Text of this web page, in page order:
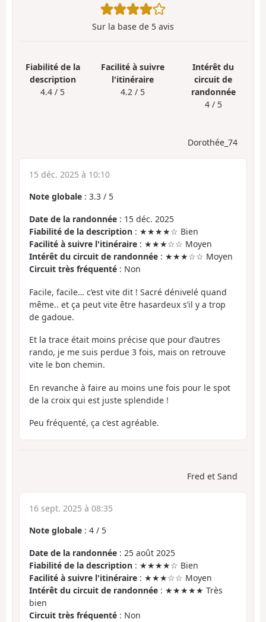
Sur la base de 5 avis
Fiabilité de la
description
4.4 / 5
Facilité à suivre
l'itinéraire
4.2 / 5
Intérêt du
circuit de
randonnée
4 / 5
Dorothée_74
15 déc. 2025 à 10:10
Note globale : 3.3 / 5
Date de la randonnée : 15 déc. 2025
Fiabilité de la description : ★★★★☆ Bien
Facilité à suivre l'itinéraire : ★★★☆☆ Moyen
Intérêt du circuit de randonnée : ★★★☆☆ Moyen
Circuit très fréquenté : Non
Facile, facile… c’est vite dit ! Sacré dénivelé quand
même.. et ça peut vite être hasardeux s’il y a trop
de gadoue.
Et la trace était moins précise que pour d’autres
rando, je me suis perdue 3 fois, mais on retrouve
vite le bon chemin.
En revanche à faire au moins une fois pour le spot
de la croix qui est juste splendide !
Peu fréquenté, ça c’est agréable.
Fred et Sand
16 sept. 2025 à 08:35
Note globale : 4 / 5
Date de la randonnée : 25 août 2025
Fiabilité de la description : ★★★★☆ Bien
Facilité à suivre l'itinéraire : ★★★☆☆ Moyen
Intérêt du circuit de randonnée : ★★★★★ Très
bien
Circuit très fréquenté : Non